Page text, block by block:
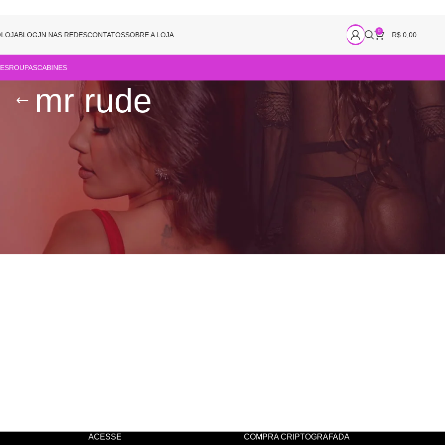
LOJABLOGJN NAS REDESCONTATOSSOBRE A LOJA 0 R$0,00
ROUPASCABINES
mr rude
Show 9
ACESSE COMPRA CRIPTOGRAFADA